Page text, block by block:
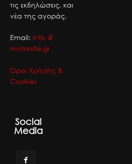
τις εκδηλώσεις, και
νέα της αγοράς.
Email: info @
motorsite.gr
Όροι Χρήσης &
Cookies
Social
Media